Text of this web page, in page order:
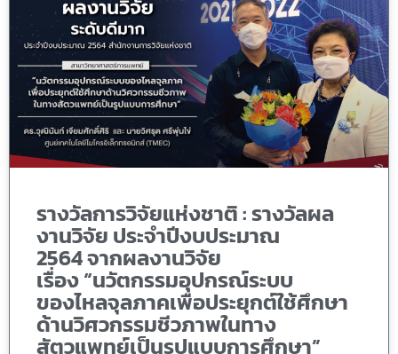
รางวัลการวิจัยแห่งชาติ : รางวัลผล
งานวิจัย ประจำปีงบประมาณ
2564 จากผลงานวิจัย
เรื่อง “นวัตกรรมอุปกรณ์ระบบ
ของไหลจุลภาคเพื่อประยุกต์ใช้ศึกษา
ด้านวิศวกรรมชีวภาพในทาง
สัตวแพทย์เป็นรูปแบบการศึกษา”